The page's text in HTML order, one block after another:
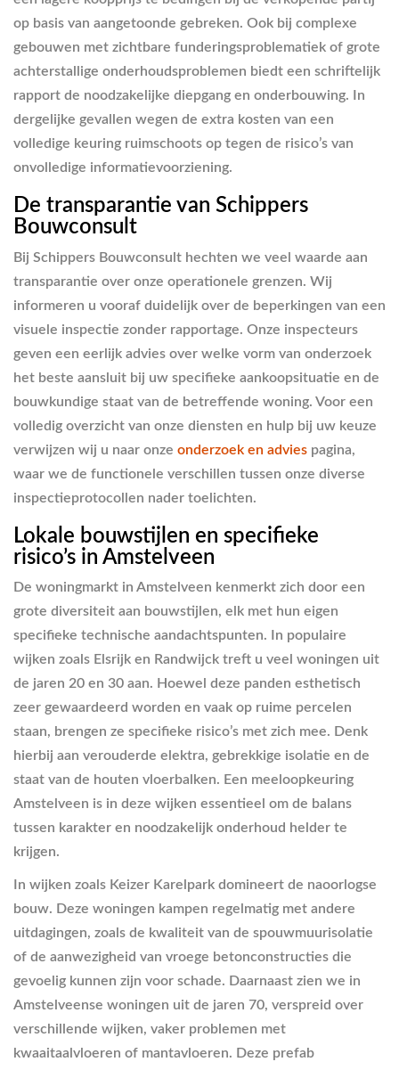
op basis van aangetoonde gebreken. Ook bij complexe
gebouwen met zichtbare funderingsproblematiek of grote
achterstallige onderhoudsproblemen biedt een schriftelijk
rapport de noodzakelijke diepgang en onderbouwing. In
dergelijke gevallen wegen de extra kosten van een
volledige keuring ruimschoots op tegen de risico’s van
onvolledige informatievoorziening.
De transparantie van Schippers
Bouwconsult
Bij Schippers Bouwconsult hechten we veel waarde aan
transparantie over onze operationele grenzen. Wij
informeren u vooraf duidelijk over de beperkingen van een
visuele inspectie zonder rapportage. Onze inspecteurs
geven een eerlijk advies over welke vorm van onderzoek
het beste aansluit bij uw specifieke aankoopsituatie en de
bouwkundige staat van de betreffende woning. Voor een
volledig overzicht van onze diensten en hulp bij uw keuze
verwijzen wij u naar onze onderzoek en advies pagina,
waar we de functionele verschillen tussen onze diverse
inspectieprotocollen nader toelichten.
Lokale bouwstijlen en specifieke
risico’s in Amstelveen
De woningmarkt in Amstelveen kenmerkt zich door een
grote diversiteit aan bouwstijlen, elk met hun eigen
specifieke technische aandachtspunten. In populaire
wijken zoals Elsrijk en Randwijck treft u veel woningen uit
de jaren 20 en 30 aan. Hoewel deze panden esthetisch
zeer gewaardeerd worden en vaak op ruime percelen
staan, brengen ze specifieke risico’s met zich mee. Denk
hierbij aan verouderde elektra, gebrekkige isolatie en de
staat van de houten vloerbalken. Een meeloopkeuring
Amstelveen is in deze wijken essentieel om de balans
tussen karakter en noodzakelijk onderhoud helder te
krijgen.
In wijken zoals Keizer Karelpark domineert de naoorlogse
bouw. Deze woningen kampen regelmatig met andere
uitdagingen, zoals de kwaliteit van de spouwmuurisolatie
of de aanwezigheid van vroege betonconstructies die
gevoelig kunnen zijn voor schade. Daarnaast zien we in
Amstelveense woningen uit de jaren 70, verspreid over
verschillende wijken, vaker problemen met
kwaaitaalvloeren of mantavloeren. Deze prefab